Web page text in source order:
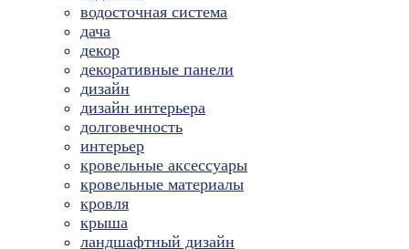
водосточная система
дача
декор
декоративные панели
дизайн
дизайн интерьера
долговечность
интерьер
кровельные аксессуары
кровельные материалы
кровля
крыша
ландшафтный дизайн